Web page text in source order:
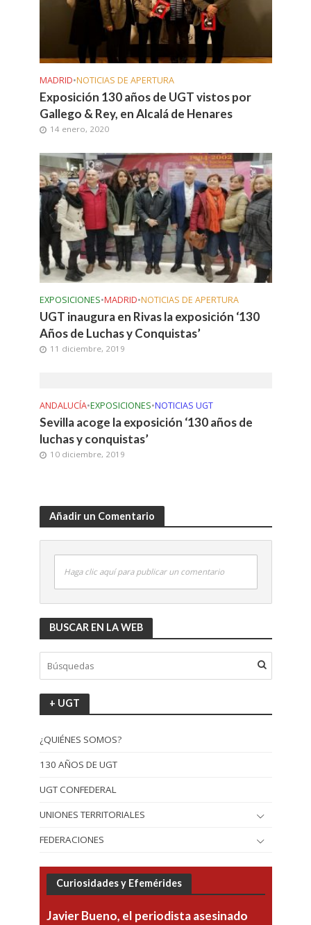
MADRID•NOTICIAS DE APERTURA
Exposición 130 años de UGT vistos por
Gallego & Rey, en Alcalá de Henares
14 enero, 2020
EXPOSICIONES•MADRID•NOTICIAS DE APERTURA
UGT inaugura en Rivas la exposición ‘130
Años de Luchas y Conquistas’
11 diciembre, 2019
ANDALUCÍA•EXPOSICIONES•NOTICIAS UGT
Sevilla acoge la exposición ‘130 años de
luchas y conquistas’
10 diciembre, 2019
Añadir un Comentario
Haga clic aquí para publicar un comentario
BUSCAR EN LA WEB
+ UGT
¿QUIÉNES SOMOS?
130 AÑOS DE UGT
UGT CONFEDERAL
UNIONES TERRITORIALES
FEDERACIONES
Curiosidades y Efemérides
Javier Bueno, el periodista asesinado